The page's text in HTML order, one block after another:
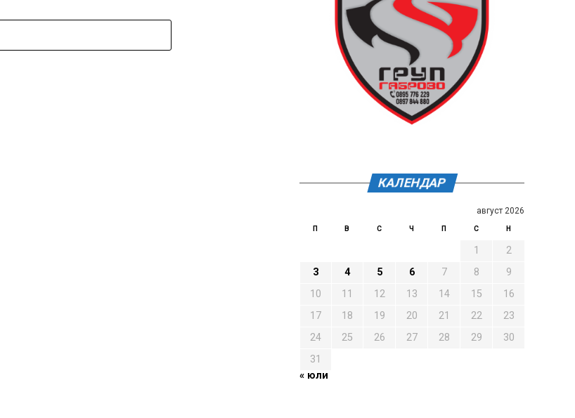
КАЛЕНДАР
август 2026
П В С Ч П С Н
1
2
3
4 5 6 7 8
9
10
11 12 13 14 15
16
17
18 19 20 21 22
23
24
25 26 27 28 29
30
31
« юли